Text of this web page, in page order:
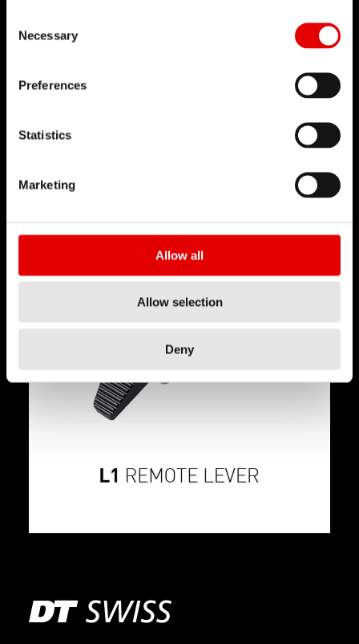
Necessary
Preferences
Statistics
Marketing
Allow all
Allow selection
Deny